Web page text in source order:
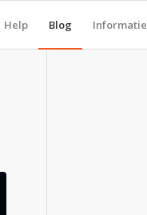
Help Blog Informatie